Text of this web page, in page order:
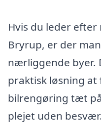
Hvis du leder
Bryrup, er der
nærliggende byer.
praktisk løsning
bilrengøring tæt
plejet uden